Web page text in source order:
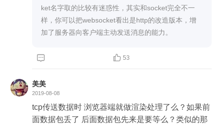
ket名字取的比较有迷惑性，其实和socket完全不一
样，你可以把websocket看出是http的改造版本，增
  53
美美
2019-08-08
tcp传送数据时 浏览器端就做渲染处理了么？如果前
面数据包丢了 后面数据包先来是要等么？类似的那